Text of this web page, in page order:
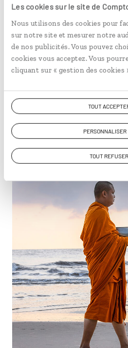
Les cookies sur le site de
Nous utilisons des cookies pour
sur notre site et mesurer notre
de nos publicités. Vous pouvez
cookies vous acceptez. Vous
cliquant sur « gestion des cookies
TOUT
PERSONNALISER
TOUT REFUSER
d’un coq ou le clapotis d’une
préparé avec les herbes du
matin même. Les conversations
mousson, les récoltes, les
Phuket puis revenus par choix. Le
mais constant, n’a rien d’une
gagnent le large en bateau
déserte où le sable garde
l’essentiel tient dans la qualité
dans l’éclat du paysage.